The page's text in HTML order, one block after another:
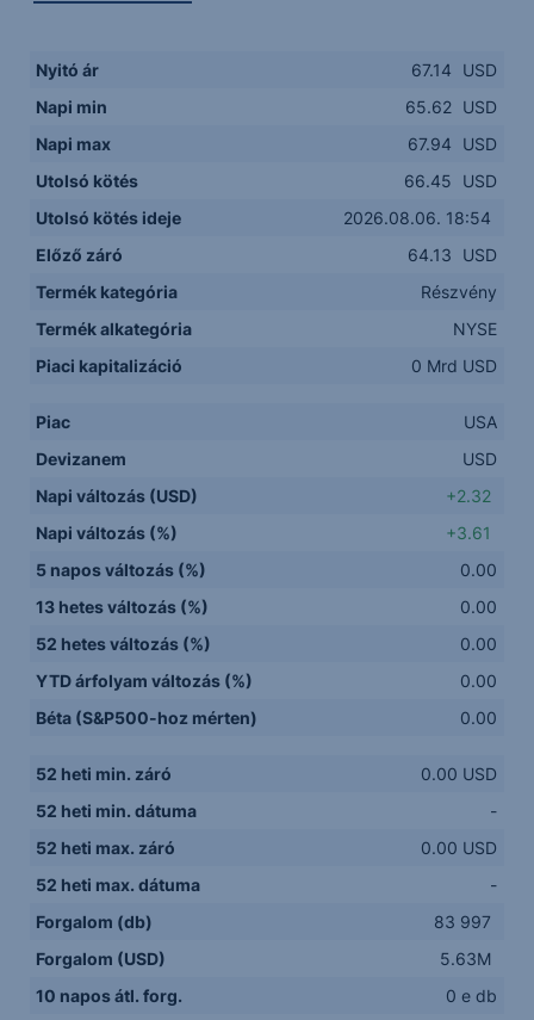
Nyitó ár 67.14
USD
Napi min
65.62 USD
Napi max
67.94
USD
Utolsó kötés
66.45
USD
Utolsó kötés ideje
2026.08.06. 18:54
Előző záró
64.13
USD
Termék kategória
Részvény
Termék alkategória
NYSE
Piaci kapitalizáció
0 Mrd USD
Piac
USA
Devizanem
USD
Napi változás (USD)
+2.32
Napi változás (%)
+3.61
5 napos változás (%)
0.00
13 hetes változás (%)
0.00
52 hetes változás (%)
0.00
YTD árfolyam változás (%)
0.00
Béta (S&P500-hoz mérten)
0.00
52 heti min. záró
0.00 USD
52 heti min. dátuma
-
52 heti max. záró
0.00 USD
52 heti max. dátuma
-
Forgalom (db)
83 997
Forgalom (USD)
5.63M
10 napos átl. forg.
0 e db